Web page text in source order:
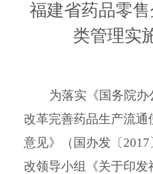
福建省药品零
类管理实
为落实《国务院
改革完善药品生产流通
意见》（国办发〔2017
改领导小组
《关于印发